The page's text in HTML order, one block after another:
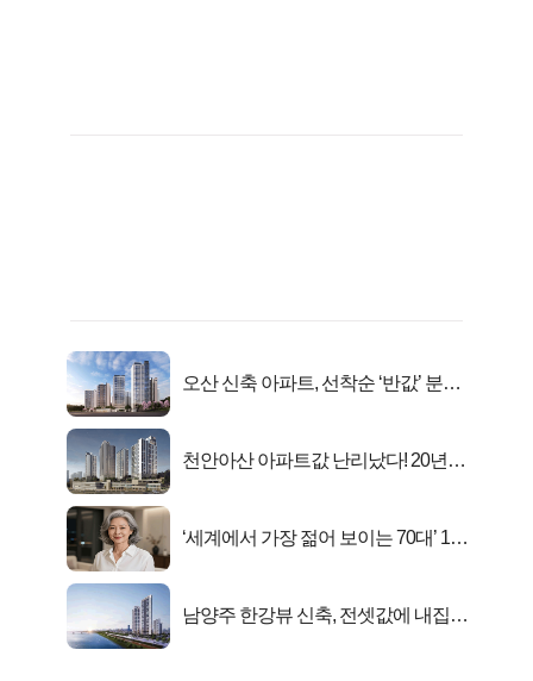
오산 신축 아파트, 선착순 ‘반값’ 분양
천안아산 아파트값 난리났다! 20년
‘세계에서 가장 젊어 보이는 70대’ 1위
남양주 한강뷰 신축, 전셋값에 내집마